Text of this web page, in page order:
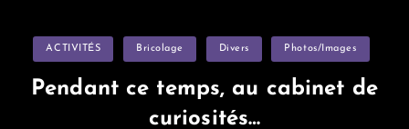
Categories
ACTIVITÉS Bricolage Divers Photos/images
Pendant ce temps, au cabinet de
curiosités…